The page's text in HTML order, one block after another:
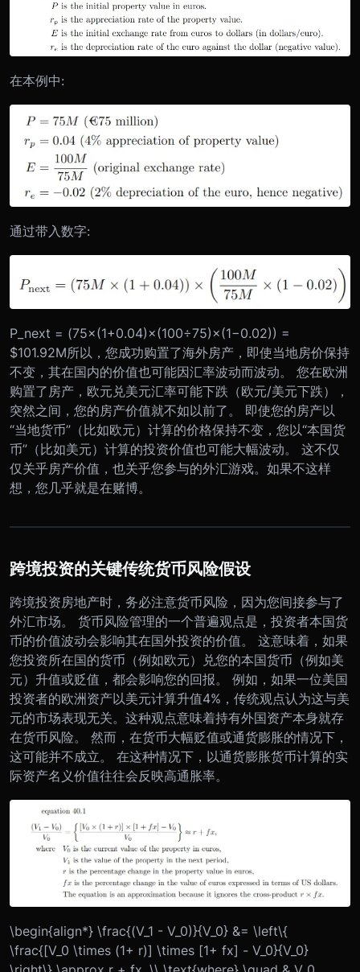
在本例中:
通过带入数字:
P_next = (75×(1+0.04)×(100÷75)×(1−0.02)) =
$101.92M所以，您成功购置了海外房产，即使当地房价保持
不变，其在国内的价值也可能因汇率波动而波动。 您在欧洲
购置了房产，欧元兑美元汇率可能下跌（欧元/美元下跌），
突然之间，您的房产价值就不如以前了。 即使您的房产以
“当地货币”（比如欧元）计算的价格保持不变，您以“本国货
币”（比如美元）计算的投资价值也可能大幅波动。 这不仅
仅关乎房产价值，也关乎您参与的外汇游戏。如果不这样
想，您几乎就是在赌博。
跨境投资的关键传统货币风险假设
跨境投资房地产时，务必注意货币风险，因为您间接参与了
外汇市场。 货币风险管理的一个普遍观点是，投资者本国货
币的价值波动会影响其在国外投资的价值。 这意味着，如果
您投资所在国的货币（例如欧元）兑您的本国货币（例如美
元）升值或贬值，都会影响您的回报。 例如，如果一位美国
投资者的欧洲资产以美元计算升值4%，传统观点认为这与美
元的市场表现无关。这种观点意味着持有外国资产本身就存
在货币风险。 然而，在货币大幅贬值或通货膨胀的情况下，
这可能并不成立。 在这种情况下，以通货膨胀货币计算的实
际资产名义价值往往会反映高通胀率。
\begin{align*} \frac{(V_1 - V_0)}{V_0} &= \left\{
\frac{[V_0 \times (1+ r)] \times [1+ fx] - V_0}{V_0}